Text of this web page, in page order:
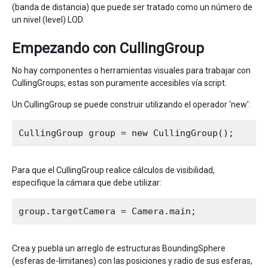
(banda de distancia) que puede ser tratado como un número de
un nivel (level) LOD.
Empezando con CullingGroup
No hay componentes o herramientas visuales para trabajar con
CullingGroups; estas son puramente accesibles vía script.
Un CullingGroup se puede construir utilizando el operador ‘new’:
Para que el CullingGroup realice cálculos de visibilidad,
especifique la cámara que debe utilizar:
Crea y puebla un arreglo de estructuras BoundingSphere
(esferas de-limitanes) con las posiciones y radio de sus esferas,